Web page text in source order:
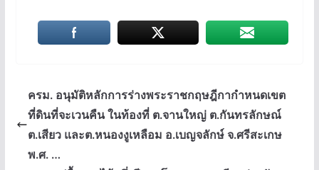
ครม. อนุมัติหลักการร่างพระราชกฤษฎีกากำหนดเขต
ที่ดินที่จะเวนคืน ในท้องที่ ต.จานใหญ่ ต.กันทรลักษณ์
ต.เสียว และต.หนองงูเหลือม อ.เบญจลักษ์ จ.ศรีสะเกษ
พ.ศ. …